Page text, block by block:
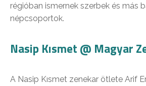
régióban ismernek szerbek és más
népcsoportok.
Nasip Kısmet @ Magyar
A Nasip Kısmet zenekar ötlete Arif